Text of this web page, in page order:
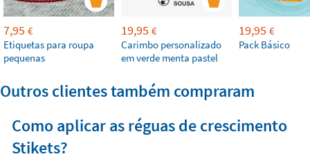
7,95 €
Etiquetas para roupa
pequenas
19,95 €
Carimbo personalizado
em verde menta pastel
19,95 €
Pack Básico
Outros clientes também compraram
Como aplicar as réguas de crescimento
Stikets?